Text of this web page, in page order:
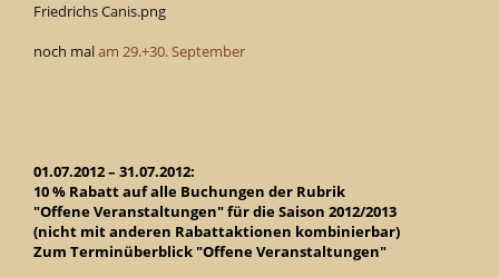
Friedrichs Canis.png
noch malam 29.+30. September
01.07.2012 – 31.07.2012:
10 % Rabatt auf alle Buchungen der Rubrik
"Offene Veranstaltungen" für die Saison 2012/2013
(nicht mit anderen Rabattaktionen kombinierbar)
Zum Terminüberblick "Offene Veranstaltungen"